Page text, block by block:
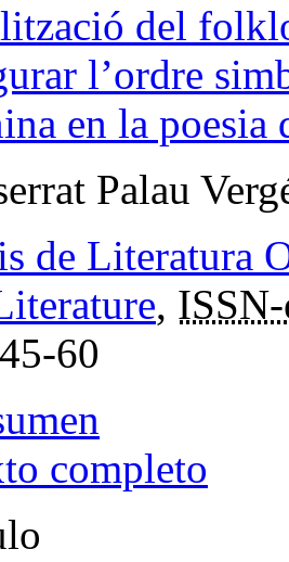
del
l’ordre
en la
Palau
de Literatura
,
45-60
completo